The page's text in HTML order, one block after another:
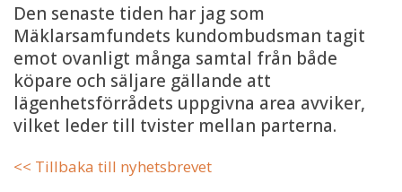
Den senaste tiden har jag som
Mäklarsamfundets kundombudsman tagit
emot ovanligt många samtal från både
köpare och säljare gällande att
lägenhetsförrådets uppgivna area avviker,
vilket leder till tvister mellan parterna.
<< Tillbaka till nyhetsbrevet